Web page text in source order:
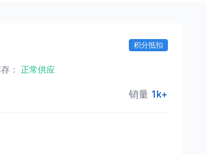
积分抵扣
存 ： 正常供应
销量 1k+